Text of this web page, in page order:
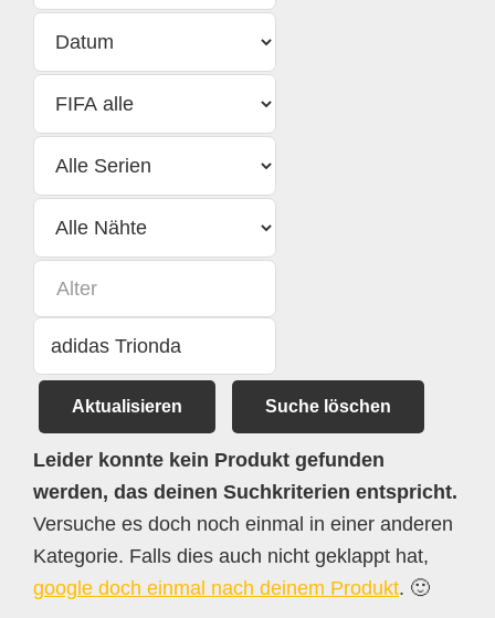
Aktualisieren Suche löschen
Leider konnte kein Produkt gefunden
werden, das deinen Suchkriterien entspricht.
Versuche es doch noch einmal in einer anderen
Kategorie. Falls dies auch nicht geklappt hat,
google doch einmal nach deinem Produkt. 🙂